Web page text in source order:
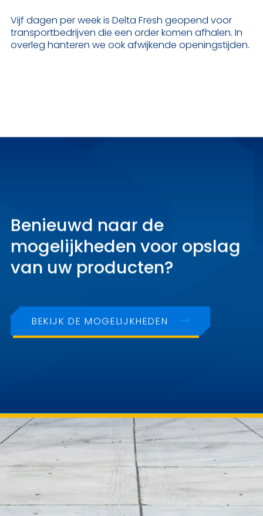
Vijf dagen per week is Delta Fresh geopend voor
transportbedrijven die een order komen afhalen. In
overleg hanteren we ook afwijkende openingstijden.
Benieuwd naar de
mogelijkheden voor opslag
van uw producten?
BEKIJK DE MOGELIJKHEDEN